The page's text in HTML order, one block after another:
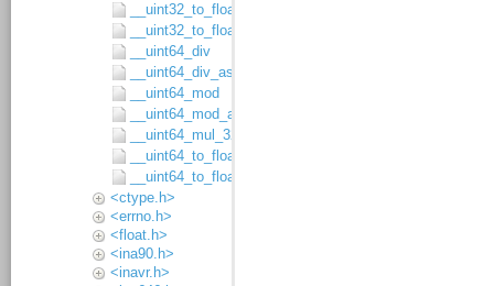
__uint32_to_float32
__uint32_to_float64
__uint64_div
__uint64_div_asgn
__uint64_mod
__uint64_mod_asgn
__uint64_mul_32x32
__uint64_to_float32
__uint64_to_float64
<ctype.h>
<errno.h>
<float.h>
<ina90.h>
<inavr.h>